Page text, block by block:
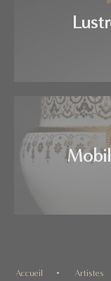
Accueil Artistes